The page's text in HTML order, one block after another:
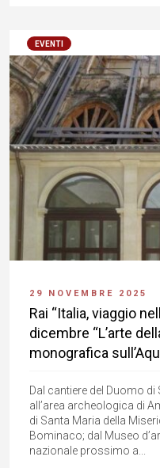
EVENTI
29 NOVEMBRE 2025
Rai “Italia, viaggio
dicembre “L’arte
monografica
Dal cantiere del Duomo
all’area archeologica di
di Santa Maria della
Bominaco; dal Museo
nazionale prossimo a...